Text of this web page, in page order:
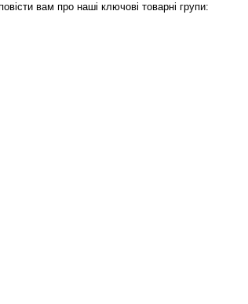
вам про наші ключові товарні групи: